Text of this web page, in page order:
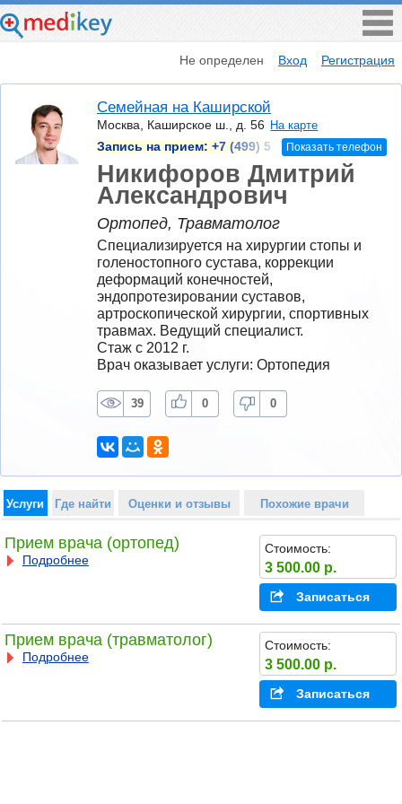
Не определен Вход Регистрация
Семейная на Каширской
Москва, Каширское ш., д. 56 На карте
Запись на прием: +7 (499) 5 Показать телефон
Никифоров Дмитрий
Александрович
Ортопед, Травматолог
Специализируется на хирургии стопы и
голеностопного сустава, коррекции
деформаций конечностей,
эндопротезировании суставов,
артроскопической хирургии, спортивных
травмах. Ведущий специалист.
Стаж с 2012 г.
Врач оказывает услуги: Ортопедия
39 0 0
Услуги Где найти Оценки и отзывы Похожие врачи
Прием врача (ортопед)
Подробнее
Стоимость:
3 500.00 р.
Записаться
Прием врача (травматолог)
Подробнее
Стоимость:
3 500.00 р.
Записаться